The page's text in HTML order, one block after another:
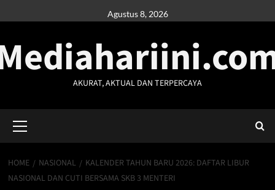
to
Agustus 8, 2026
AKURAT, AKTUAL DAN TERPERCAYA
Menu
HOME NASIONAL
KALENDER TAHUN BARU 2026: DAFTAR LIBUR
NASIONAL DAN CUTI BERSAMA SKB 3 MENTERI